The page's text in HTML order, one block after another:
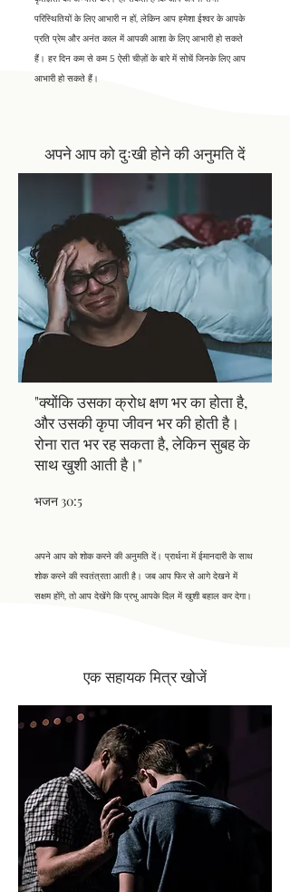
परिस्थितियों के लिए आभारी न हों, लेकिन आप हमेशा ईश्वर के आपके
प्रति प्रेम और अनंत काल में आपकी आशा के लिए आभारी हो सकते
हैं। हर दिन कम से कम 5 ऐसी चीज़ों के बारे में सोचें जिनके लिए आप
आभारी हो सकते हैं।
अपने आप को दुःखी होने की अनुमति दें
"क्योंकि उसका क्रोध क्षण भर का होता है,
और उसकी कृपा जीवन भर की होती है।
रोना रात भर रह सकता है, लेकिन सुबह के
साथ खुशी आती है।"
भजन 30:5
अपने आप को शोक करने की अनुमति दें। प्रार्थना में ईमानदारी के साथ
शोक करने की स्वतंत्रता आती है। जब आप फिर से आगे देखने में
सक्षम होंगे, तो आप देखेंगे कि प्रभु आपके दिल में खुशी बहाल कर देगा।
एक सहायक मित्र खोजें